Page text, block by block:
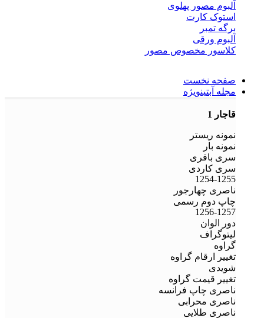
آلبوم مصور پهلوی
استوک کارت
برگه تمبر
آلبوم ورقی
کلاسور مخصوص مصور
صفحه نخست
مجله آبتینویژه
قاجار 1
نمونه ریستر
نمونه بار
سری باقری
سری کاردی
1254-1255
ناصری چهارجور
چاپ دوم رسمی
1256-1257
دور الوان
لیتوگراف
گراوه
تغییر ارقام گراوه
شویدی
تغییر قیمت گراوه
ناصری چاپ فرانسه
ناصری محرابی
ناصری طلایی